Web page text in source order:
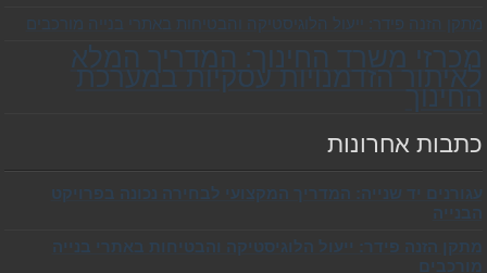
מתקן הזנה פידר: ייעול הלוגיסטיקה והבטיחות באתרי בנייה מורכבים
מכרזי משרד החינוך: המדריך המלא
לאיתור הזדמנויות עסקיות במערכת
החינוך
כתבות אחרונות
עגורנים יד שנייה: המדריך המקצועי לבחירה נכונה בפרויקט
הבנייה
מתקן הזנה פידר: ייעול הלוגיסטיקה והבטיחות באתרי בנייה
מורכבים